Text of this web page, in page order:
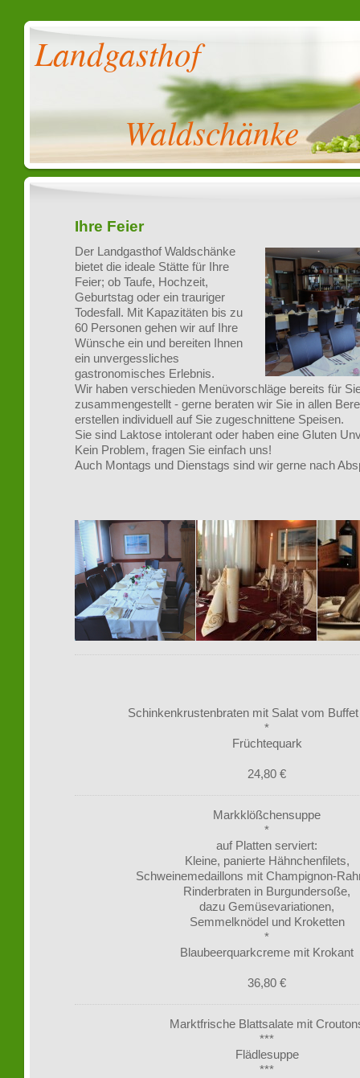
Landgasthof
Waldschänke
Ihre Feier
Der Landgasthof Waldschänke
bietet die ideale Stätte für Ihre
Feier; ob Taufe, Hochzeit,
Geburtstag oder ein trauriger
Todesfall. Mit Kapazitäten bis zu
60 Personen gehen wir auf Ihre
Wünsche ein und bereiten Ihnen
ein unvergessliches
gastronomisches Erlebnis.
Wir haben verschieden Menüvorschläge bereits für
zusammengestellt - gerne beraten wir Sie in allen
erstellen individuell auf Sie zugeschnittene Speisen.
Sie sind Laktose intolerant oder haben eine Gluten
Kein Problem, fragen Sie einfach uns!
Auch Montags und Dienstags sind wir gerne nach
Schinkenkrustenbraten mit Salat vom
*
Früchtequark
24,80 €
Markklößchensuppe
*
auf Platten serviert:
Kleine, panierte Hähnchenfilets,
Schweinemedaillons mit Champignon-
Rinderbraten in Burgundersoße,
dazu Gemüsevariationen,
Semmelknödel und Kroketten
*
Blaubeerquarkcreme mit Krokant
36,80 €
Marktfrische Blattsalate mit
***
Flädlesuppe
***